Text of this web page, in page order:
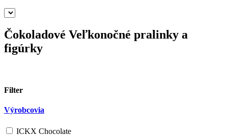
Čokoladové Veľkonočné pralinky a
figúrky
Filter
Výrobcovia
ICKX Chocolate